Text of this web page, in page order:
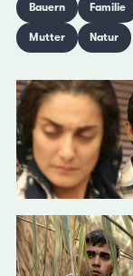
Bauern Familie
Mutter Natur